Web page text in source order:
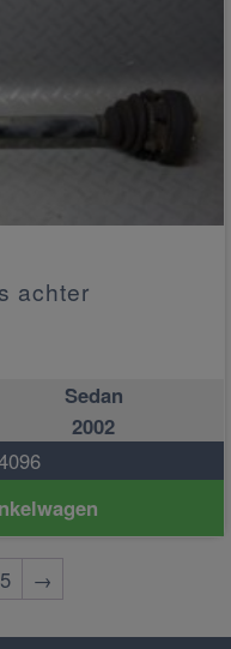
achter
Sedan
2002
5 →